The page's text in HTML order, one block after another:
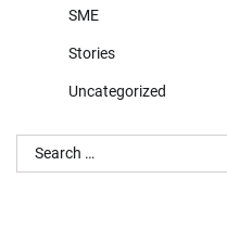
SME
Stories
Uncategorized
Search
for: